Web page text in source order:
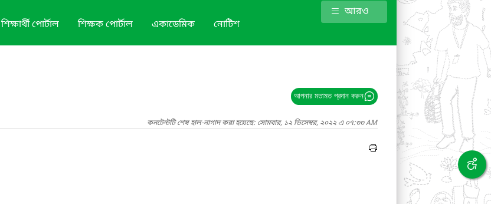
শিক্ষার্থী পোর্টাল শিক্ষক পোর্টাল একাডেমিক নোটিশ
আরও
আপনার মতামত প্রদান করুন
কনটেন্টটি শেষ হাল-নাগাদ করা হয়েছে: সোমবার, ১২ ডিসেম্বর, ২০২২ এ ০৭:৩৩ AM